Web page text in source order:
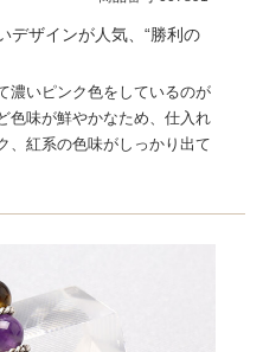
デザインが人気、“勝利の
濃いピンク色をしているのが
色味が鮮やかなため、仕入れ
、紅系の色味がしっかり出て